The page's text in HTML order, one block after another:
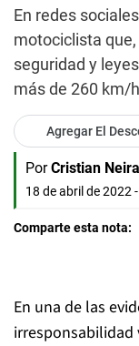
En redes
motociclista
seguridad y
más de 260 km/
Agregar El
Por Cristian Neira
18 de abril de 2022
Comparte esta nota:
En una de las
irresponsabilidad